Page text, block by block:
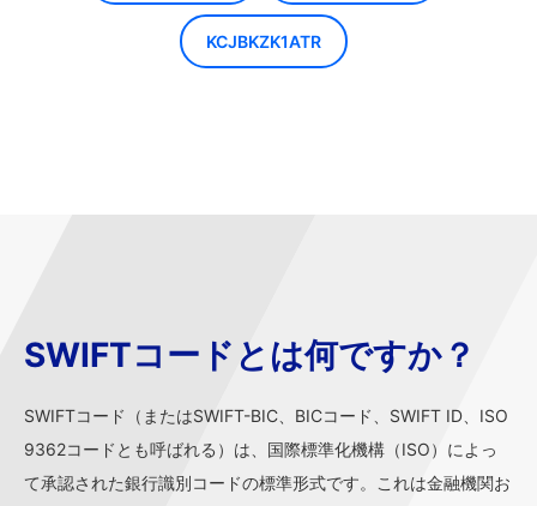
KCJBKZK1ATR
SWIFTコードとは何ですか？
SWIFTコード（またはSWIFT-BIC、BICコード、SWIFT ID、ISO
9362コードとも呼ばれる）は、国際標準化機構（ISO）によっ
て承認された銀行識別コードの標準形式です。これは金融機関お